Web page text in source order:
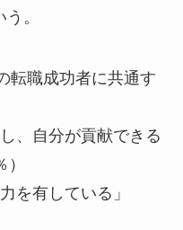
。
転職成功者に共通す
、自分が貢献できる
を有している」